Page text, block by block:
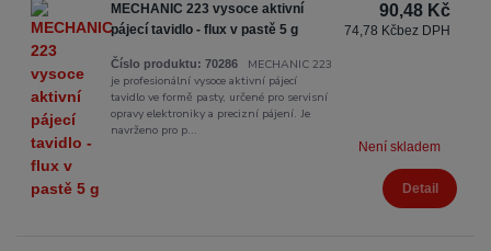
MECHANIC 223 vysoce aktivní
pájecí tavidlo - flux v pastě 5 g
Číslo produktu: 70286MECHANIC 223
je profesionální vysoce aktivní pájecí
tavidlo ve formě pasty, určené pro servisní
opravy elektroniky a precizní pájení. Je
navrženo pro p...
90,48 Kč
74,78 Kčbez DPH
Není skladem
Detail